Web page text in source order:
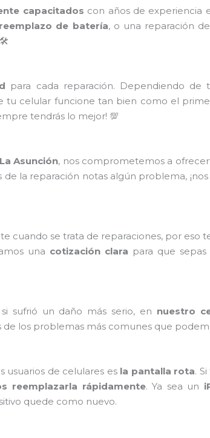
capacitados con años de experiencia
reemplazo de batería, o una reparación de
🛠️
para cada reparación. Dependiendo de
tu celular funcione tan bien como el
tendrás lo mejor! 💯
Asunción, nos comprometemos a
de la reparación notas algún problema,
cuando se trata de reparaciones, por eso
una cotización clara para que
sufrió un daño más serio, en nuestro
los problemas más comunes que
usuarios de celulares es la pantalla rota.
reemplazarla rápidamente. Ya sea un
quede como nuevo.